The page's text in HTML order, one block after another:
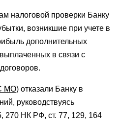
налоговой проверки Банку
возникшие при учете в
дополнительных
в связи с
МО) отказали Банку в
руководствуясь
270 НК РФ, ст. 77, 129, 164